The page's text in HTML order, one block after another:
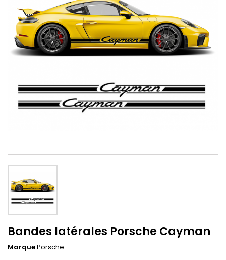
Bandes latérales Porsche Cayman
MarquePorsche